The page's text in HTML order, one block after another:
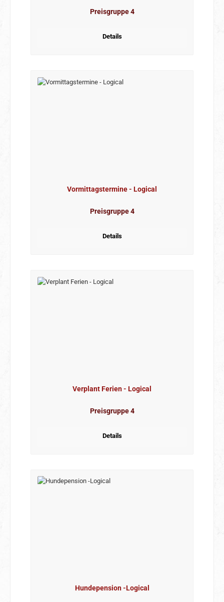
Preisgruppe 4
Details
Vormittagstermine - Logical
Preisgruppe 4
Details
Verplant Ferien - Logical
Preisgruppe 4
Details
Hundepension -Logical